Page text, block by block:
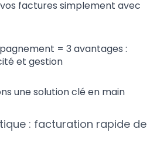
factures simplement avec
= 3 avantages :
et gestion
une solution clé en main
: facturation rapide de